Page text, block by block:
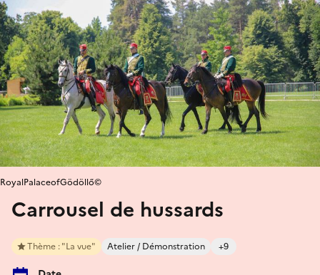
Carrousel de hussards
Thème : "La vue" Atelier / Démonstration +9
RoyalPalaceofGödöllő©